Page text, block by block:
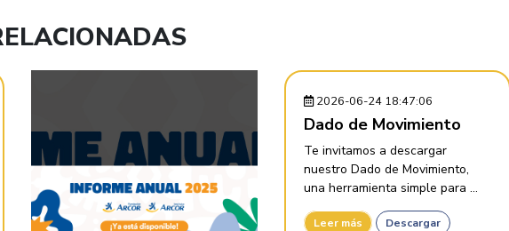
2026-06-24 18:47:06
Dado de Movimiento
Te invitamos a descargar
nuestro Dado de Movimiento,
una herramienta simple para ...
Leer más Descargar